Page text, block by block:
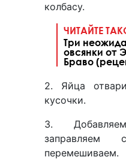
колбасу.
ЧИТАЙТЕ
Три
овсянки от
Браво
2. Яйца
кусочки.
3.
заправляем
перемешиваем.